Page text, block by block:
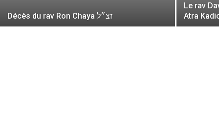
Décès du rav Ron Chaya זצ״ל
Le rav
Atra